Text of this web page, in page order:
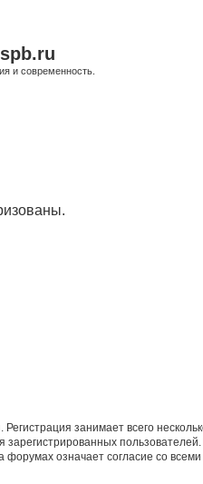
и современность.
занимает всего
означает согласие со всеми